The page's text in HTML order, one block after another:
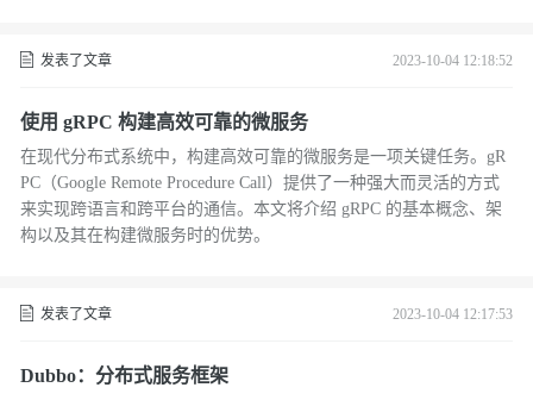
发表了文章 2023-10-04 12:18:52
使用 gRPC 构建高效可靠的微服务
在现代分布式系统中，构建高效可靠的微服务是一项关键任务。gR
PC（Google Remote Procedure Call）提供了一种强大而灵活的方式
来实现跨语言和跨平台的通信。本文将介绍 gRPC 的基本概念、架
构以及其在构建微服务时的优势。
发表了文章 2023-10-04 12:17:53
Dubbo：分布式服务框架